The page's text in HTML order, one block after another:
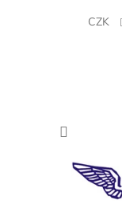
CZK